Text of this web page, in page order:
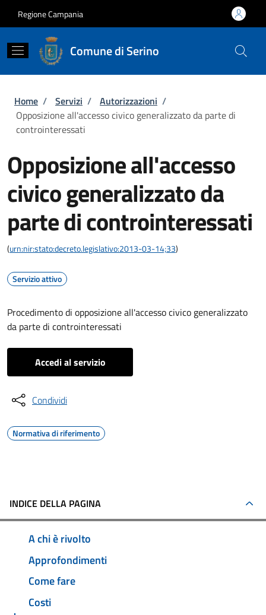
Regione Campania
Comune di Serino
Briciole di pane
Home / Servizi / Autorizzazioni /
Opposizione all'accesso civico generalizzato da parte di
controinteressati
Opposizione all'accesso
civico generalizzato da
parte di controinteressati
(urn:nir:stato:decreto.legislativo:2013-03-14;33)
Servizio attivo
Procedimento di opposizione all'accesso civico generalizzato
da parte di controinteressati
Accedi al servizio
Condividi
Normativa di riferimento
INDICE DELLA PAGINA
A chi è rivolto
Approfondimenti
Come fare
Costi